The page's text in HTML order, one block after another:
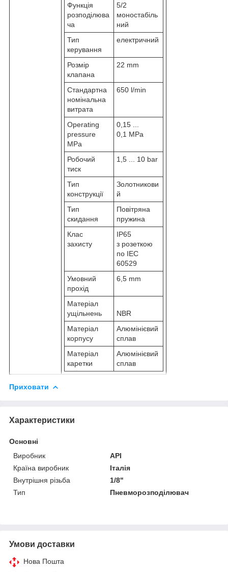
Функція
розподілюва
ча
5/2
моностабіль
ний
Тип
керування
електричний
Розмір
клапана
22 mm
Стандартна
номінальна
витрата
650 l/min
Operating
pressure
MPa
0,15 ...
0,1 MPa
Робочий
тиск
1,5 ... 10 bar
Тип
конструкції
Золотникови
й
Тип
скидання
Повітряна
пружина
Клас
захисту
IP65
з розеткою
по IEC
60529
Умовний
прохід
6,5 mm
Матеріал
ущільнень
NBR
Матеріал
корпусу
Алюмінієвий
сплав
Матеріал
каретки
Алюмінієвий
сплав
Приховати
Характеристики
Основні
Виробник
API
Країна виробник
Італія
Внутрішня різьба
1/8"
Тип
Пневморозподілювач
Умови доставки
Нова Пошта